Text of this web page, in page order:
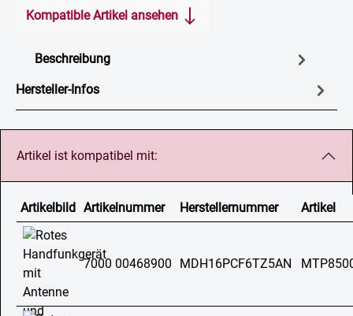
Kompatible Artikel ansehen
Beschreibung
Hersteller-Infos
Artikel ist kompatibel mit:
Artikelbild Artikelnummer Herstellernummer Artikel
7000 00468900 MDH16PCF6TZ5AN